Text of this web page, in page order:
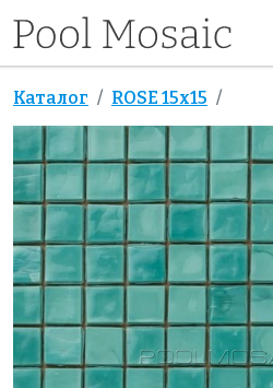
Каталог ROSE 15x15